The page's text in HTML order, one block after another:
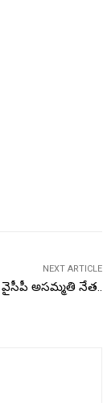
NEXT ARTICLE
వైసీపీ అసమ్మతి నేత..